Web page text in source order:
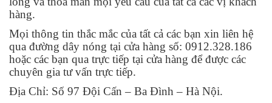
hàng.
Mọi thông tin thắc mắc của tất cả các bạn xin liên hệ
qua đường dây nóng tại cửa hàng số: 0912.328.186
hoặc các bạn qua trực tiếp tại cửa hàng để được các
chuyên gia tư vấn trực tiếp.
Địa Chỉ: Số 97 Đội Cấn – Ba Đình – Hà Nội.